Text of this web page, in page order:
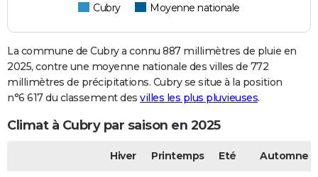
Cubry Moyenne nationale
La commune de Cubry a connu 887 millimètres de pluie en
2025, contre une moyenne nationale des villes de 772
millimètres de précipitations. Cubry se situe à la position
n°6 617 du classement des villes les plus pluvieuses.
Climat à Cubry par saison en 2025
Hiver Printemps Eté Automne